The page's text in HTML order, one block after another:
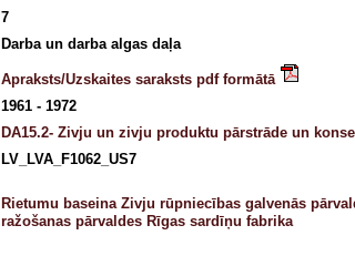
7
Darba un darba algas daļa
Apraksts/Uzskaites saraksts pdf formātā
1961 - 1972
DA15.2- Zivju un zivju produktu pārstrāde un
LV_LVA_F1062_US7
Rietumu baseina Zivju rūpniecības galvenās
ražošanas pārvaldes Rīgas sardīņu fabrika